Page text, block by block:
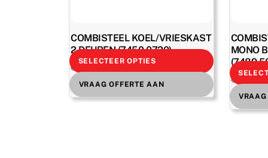
COMBISTEEL KOEL/VRIESKAST
2 DEUREN (7450.0720)
€
Oorspronkelijke
prijs
was:
€3.119,00
prijs
is:
3.773,99 incl. BTW
SELECTEER OPTIES
VRAAG OFFERTE AAN
MONO
€
1.938,42